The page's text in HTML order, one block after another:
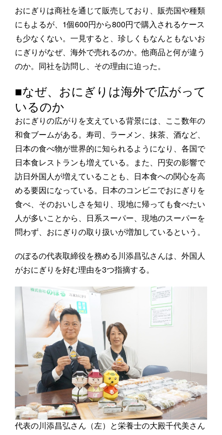
おにぎりは商社を通じて販売しており、販売国や種類
にもよるが、1個600円から800円で購入されるケース
も少なくない。一見すると、珍しくもなんともないお
にぎりがなぜ、海外で売れるのか。他商品と何が違う
のか。同社を訪問し、その理由に迫った。
■なぜ、おにぎりは海外で広がって
いるのか
おにぎりの広がりを支えている背景には、ここ数年の
和食ブームがある。寿司、ラーメン、抹茶、酒など、
日本の食べ物が世界的に知られるようになり、各国で
日本食レストランも増えている。また、円安の影響で
訪日外国人が増えていることも、日本食への関心を高
める要因になっている。日本のコンビニでおにぎりを
食べ、そのおいしさを知り、現地に帰っても食べたい
人が多いことから、日系スーパー、現地のスーパーを
問わず、おにぎりの取り扱いが増加しているという。
のぼるの代表取締役を務める川添昌弘さんは、外国人
がおにぎりを好む理由を3つ指摘する。
代表の川添昌弘さん（左）と栄養士の大殿千代美さん